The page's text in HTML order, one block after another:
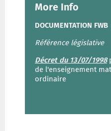
More Info
DOCUMENTATION FWB
Référence législative
Décret du 13/07/1998
de l'enseignement
ordinaire